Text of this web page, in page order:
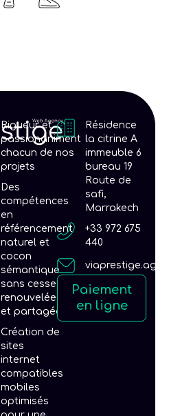
Rigueur et
passionaniment
chacun de nos
projets
Des
compétences
en
référencement
naturel et
cocon
sémantique
sans cesse
renouvelées
et partagées
Création de
sites
internet
compatibles
mobiles
optimisés
Résidence
la citrine A
immeuble 6
bureau 19
Route de
safi,
Marrakech
+33 972 675
440
Paiement
en ligne